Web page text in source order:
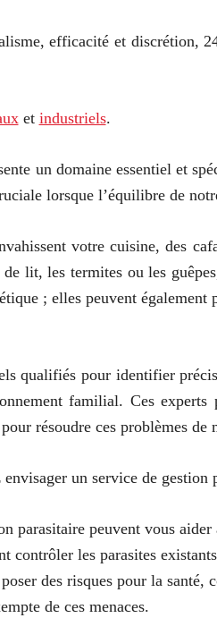
efficacité et discrétion,
et industriels.
un domaine essentiel et
lorsque l’équilibre de
votre cuisine, des
lit, les termites ou les
; elles peuvent
qualifiés pour identifier
familial. Ces
résoudre ces problèmes
un service de gestion
parasitaire peuvent vous
contrôler les parasites
des risques pour la
de ces menaces.